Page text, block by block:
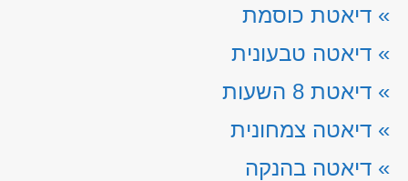
» דיאטת כוסמת
» דיאטה טבעונית
» דיאטת 8 השעות
» דיאטה צמחונית
» דיאטה בהנקה